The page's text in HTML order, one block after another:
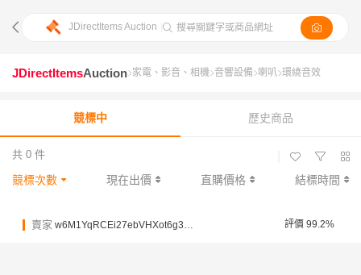
JDirectItems Auction 搜尋關鍵字或商品網址
JDirectItemsAuction 家電、影音、相機 音響設備 喇叭 環繞音效
競標中 歷史商品
共 0 件
競標次數 現在出價 直購價格 結標時間
賣家 w6M1YqRCEi27ebVHXot6g32VxRbY 評價 99.2%